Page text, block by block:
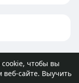
cookie, чтобы вы
сайте. Выучить